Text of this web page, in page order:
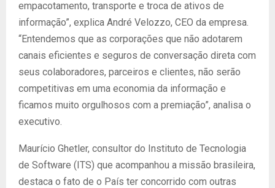
empacotamento, transporte e troca de ativos de
informação”, explica André Velozzo, CEO da empresa.
“Entendemos que as corporações que não adotarem
canais eficientes e seguros de conversação direta com
seus colaboradores, parceiros e clientes, não serão
competitivas em uma economia da informação e
ficamos muito orgulhosos com a premiação”, analisa o
executivo.
Maurício Ghetler, consultor do Instituto de Tecnologia
de Software (ITS) que acompanhou a missão brasileira,
destaca o fato de o País ter concorrido com outras